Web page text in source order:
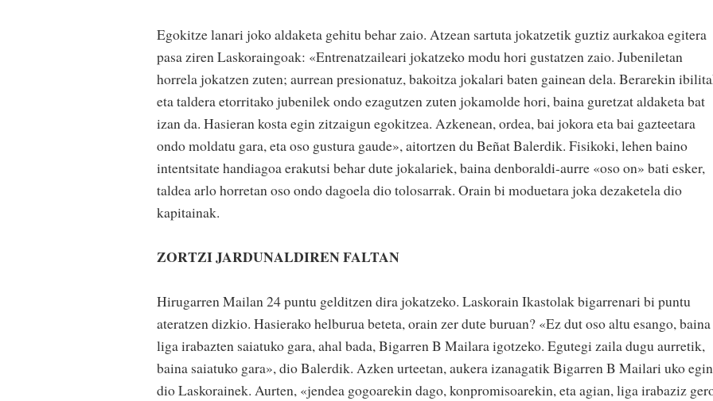
Egokitze lanari joko aldaketa gehitu behar zaio. Atzean sartuta jokatzetik guztiz aurkakoa egitera
pasa ziren Laskoraingoak: «Entrenatzaileari jokatzeko modu hori gustatzen zaio. Jubeniletan
horrela jokatzen zuten; aurrean presionatuz, bakoitza jokalari baten gainean dela. Berarekin
eta taldera etorritako jubenilek ondo ezagutzen zuten jokamolde hori, baina guretzat aldaketa bat
izan da. Hasieran kosta egin zitzaigun egokitzea. Azkenean, ordea, bai jokora eta bai gazteetara
ondo moldatu gara, eta oso gustura gaude», aitortzen du Beñat Balerdik. Fisikoki, lehen baino
intentsitate handiagoa erakutsi behar dute jokalariek, baina denboraldi-aurre «oso on» bati esker,
taldea arlo horretan oso ondo dagoela dio tolosarrak. Orain bi moduetara joka dezaketela dio
kapitainak.
ZORTZI JARDUNALDIREN FALTAN
Hirugarren Mailan 24 puntu gelditzen dira jokatzeko. Laskorain Ikastolak bigarrenari bi puntu
ateratzen dizkio. Hasierako helburua beteta, orain zer dute buruan? «Ez dut oso altu esango, baina
liga irabazten saiatuko gara, ahal bada, Bigarren B Mailara igotzeko. Egutegi zaila dugu aurretik,
baina saiatuko gara», dio Balerdik. Azken urteetan, aukera izanagatik Bigarren B Mailari uko egin
dio Laskorainek. Aurten, «jendea gogoarekin dago, konpromisoarekin, eta agian, liga irabaziz